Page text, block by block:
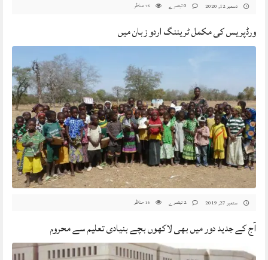
دسمبر 12, 2020 76 مناظر
ورڈپریس کی مکمل ٹریننگ اردو زبان میں
ستمبر 27, 2019 16 مناظر
آج کے جدید دور میں بھی لاکھوں بچے بنیادی تعلیم سے محروم